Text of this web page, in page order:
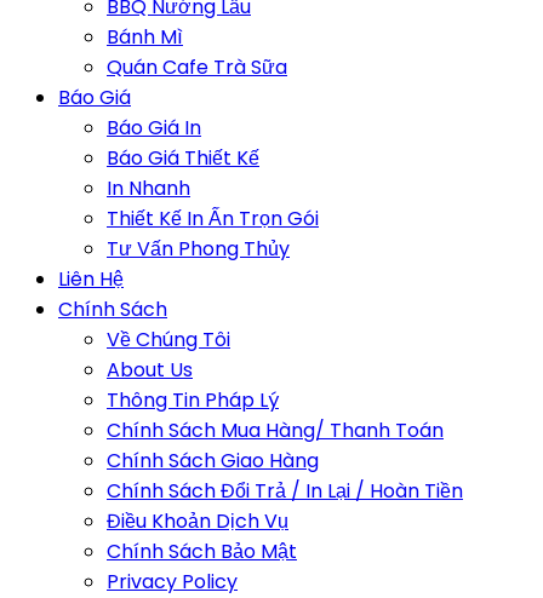
BBQ Nướng Lẩu
Bánh Mì
Quán Cafe Trà Sữa
Báo Giá
Báo Giá In
Báo Giá Thiết Kế
In Nhanh
Thiết Kế In Ấn Trọn Gói
Tư Vấn Phong Thủy
Liên Hệ
Chính Sách
Về Chúng Tôi
About Us
Thông Tin Pháp Lý
Chính Sách Mua Hàng/ Thanh Toán
Chính Sách Giao Hàng
Chính Sách Đổi Trả / In Lại / Hoàn Tiền
Điều Khoản Dịch Vụ
Chính Sách Bảo Mật
Privacy Policy